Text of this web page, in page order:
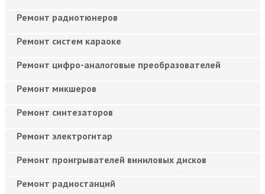
Ремонт радиотюнеров
Ремонт систем караоке
Ремонт цифро-аналоговые преобразователей
Ремонт микшеров
Ремонт синтезаторов
Ремонт электрогитар
Ремонт проигрывателей виниловых дисков
Ремонт радиостанций